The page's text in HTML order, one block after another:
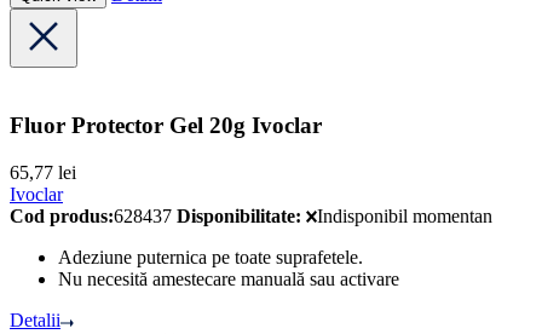
Fluor Protector Gel 20g Ivoclar
65,77 lei
Ivoclar
Cod produs:628437 Disponibilitate:
Indisponibil momentan
Adeziune puternica pe toate suprafetele.
Nu necesită amestecare manuală sau activare
Detalii